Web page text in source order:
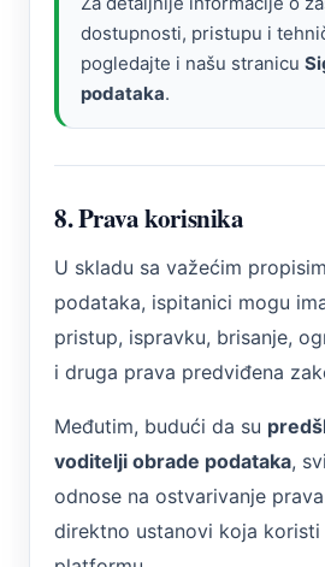
dostupnosti, pristupu i
pogledajte i našu stranicu
podataka.
8. Prava korisnika
U skladu sa važećim
podataka, ispitanici mogu
pristup, ispravku, brisanje,
i druga prava predviđena
Međutim, budući da su
voditelji obrade podataka,
odnose na ostvarivanje
direktno ustanovi koja koristi